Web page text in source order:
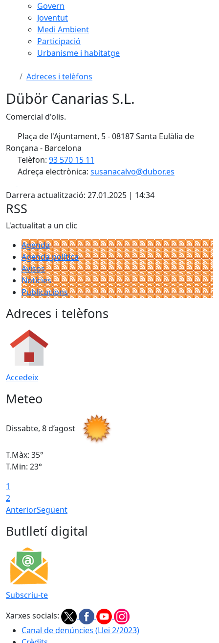
Govern
Joventut
Medi Ambient
Participació
Urbanisme i habitatge
Adreces i telèfons
Dübör Canarias S.L.
Comercial d'olis.
Plaça de l'Ajuntament, 5 - 08187 Santa Eulàlia de
Ronçana - Barcelona
Telèfon: 93 570 15 11
Adreça electrònica: susanacalvo@dubor.es
Darrera actualització: 27.01.2025 | 14:34
RSS
L'actualitat a un clic
Agenda
Agenda política
Avisos
Notícies
Publicacions
Adreces i telèfons
Accedeix
Meteo
Dissabte, 8 d’agost
T.Màx: 35°
T.Min: 23°
1
2
AnteriorSegüent
Butlletí digital
Subscriu-te
Xarxes socials:
Canal de denúncies (Llei 2/2023)